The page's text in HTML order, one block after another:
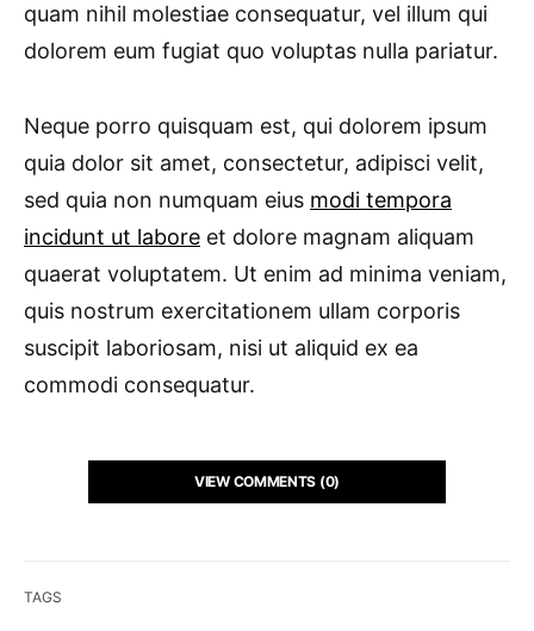
TAGS
quam nihil molestiae consequatur, vel illum qui
dolorem eum fugiat quo voluptas nulla pariatur.
Neque porro quisquam est, qui dolorem ipsum
quia dolor sit amet, consectetur, adipisci velit,
sed quia non numquam eius modi tempora
incidunt ut labore et dolore magnam aliquam
quaerat voluptatem. Ut enim ad minima veniam,
quis nostrum exercitationem ullam corporis
suscipit laboriosam, nisi ut aliquid ex ea
commodi consequatur.
VIEW COMMENTS (0)